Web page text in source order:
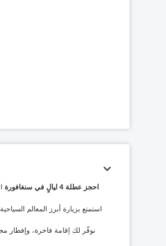
احجز عطلة 4 ليالٍ في سنغافورة
استمتع بزيارة أبرز المعالم
نوفّر لك إقامة فاخرة، وإفطار